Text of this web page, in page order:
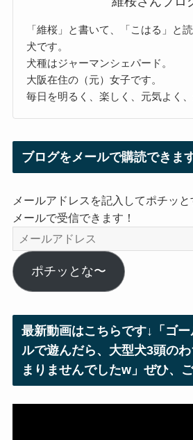
「維桜」と書いて、「こはる」と読
犬です。
犬種はジャーマンシェパード。
大阪在住の（元）女子です。
毎日を明るく、楽しく、元気よく、
ブログをメールで購読できま
メールアドレスを記入してポチッ
メールで受信できます！
メ
ー
ル
ア
ス
ポチッとな〜
最新動画はこちらです↓「ゴ
ルで遊んだら、大型犬3頭の
まりませんでしたw」ぜひ、